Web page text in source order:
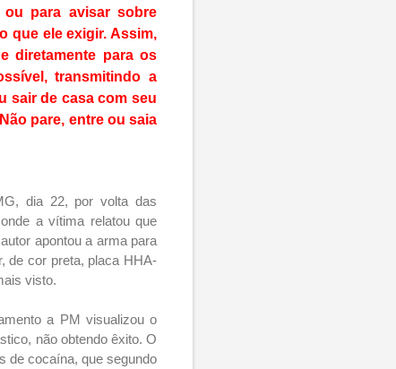
ou para avisar sobre
que ele exigir. Assim,
diretamente para os
transmitindo a
sair de casa com seu
pare, entre ou saia
dia 22, por volta das
a vítima relatou que
apontou a arma para
de cor preta, placa HHA-
visto.
a PM visualizou o
não obtendo êxito. O
de cocaína, que segundo